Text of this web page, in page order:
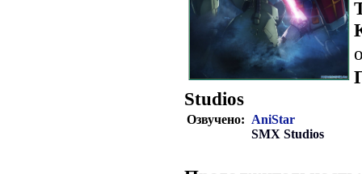
Studios
Озвучено: AniStar
SMX Studios